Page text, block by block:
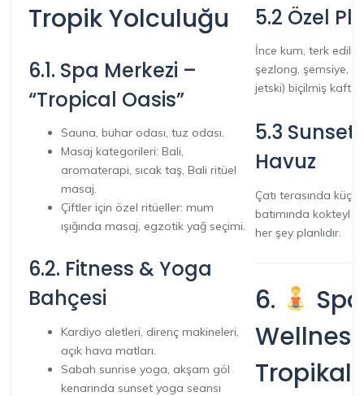
Tropik Yolculuğu
6.1. Spa Merkezi –
“Tropical Oasis”
Sauna, buhar odası, tuz odası.
Masaj kategorileri: Bali,
aromaterapi, sıcak taş, Bali ritüel
masaj.
Çiftler için özel ritüeller: mum
ışığında masaj, egzotik yağ seçimi.
6.2. Fitness & Yoga
Bahçesi
Kardiyo aletleri, direnç makineleri,
açık hava matları.
Sabah sunrise yoga, akşam göl
kenarında sunset yoga seansı
5.2 Özel
İnce kum, terk
şezlong, şemsiye,
jetski) biçilmiş
5.3 Sunset
Havuz
Çatı terasında
batımında kokteyl
her şey planlıdır.
6.
Tropikal